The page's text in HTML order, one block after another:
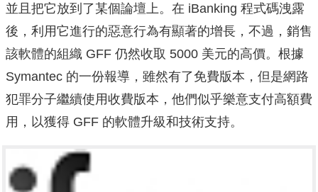
並且把它放到了某個論壇上。 在 iBanking 程式碼洩露
後，利用它進行的惡意行為有顯著的增長，不過，銷售
該軟體的組織 GFF 仍然收取 5000 美元的高價。 根據
Symantec 的一份報導，雖然有了免費版本，但是網路
犯罪分子繼續使用收費版本，他們似乎樂意支付高額費
用，以獲得 GFF 的軟體升級和技術支持。